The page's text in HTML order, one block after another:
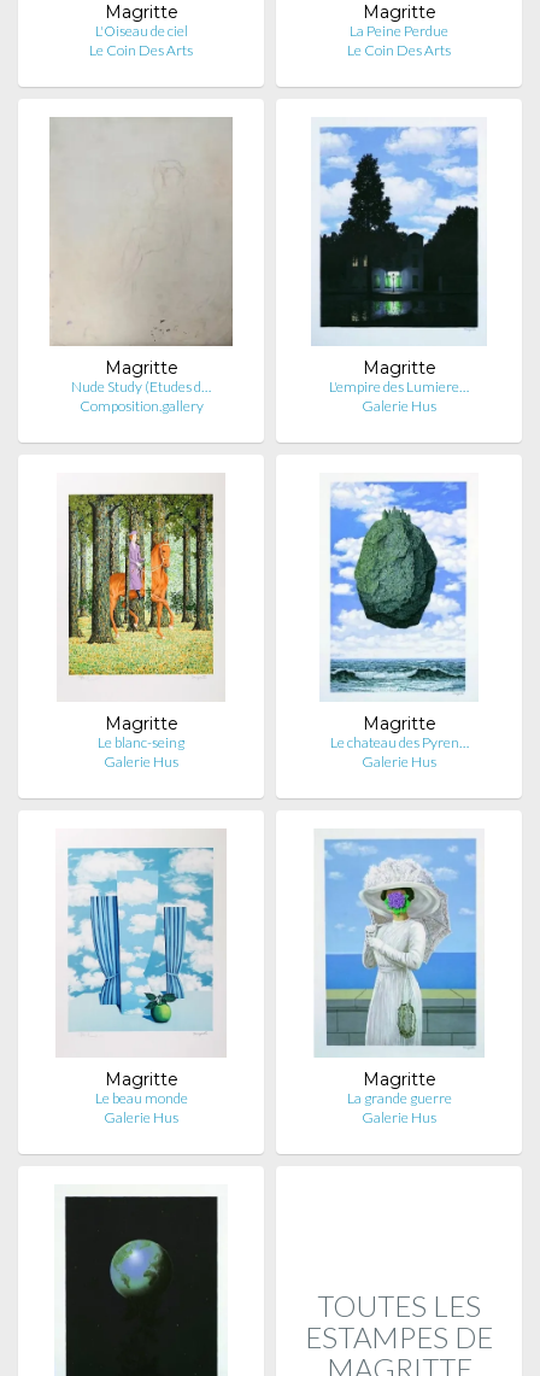
Magritte
L'Oiseau de ciel
Le Coin Des Arts
Magritte
La Peine Perdue
Le Coin Des Arts
Magritte
Nude Study (Etudes d…
Composition.gallery
Magritte
L'empire des Lumiere…
Galerie Hus
Magritte
Le blanc-seing
Galerie Hus
Magritte
Le chateau des Pyren…
Galerie Hus
Magritte
Le beau monde
Galerie Hus
Magritte
La grande guerre
Galerie Hus
TOUTES LES
ESTAMPES DE
MAGRITTE